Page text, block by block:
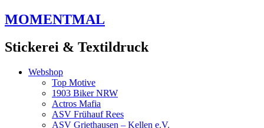
Zum
Inhalt
MOMENTMAL
Stickerei & Textildruck
Webshop
Top Motive
1903 Biker NRW
Actros Mafia
ASV Frühauf Rees
ASV Griethausen – Kellen e.V.